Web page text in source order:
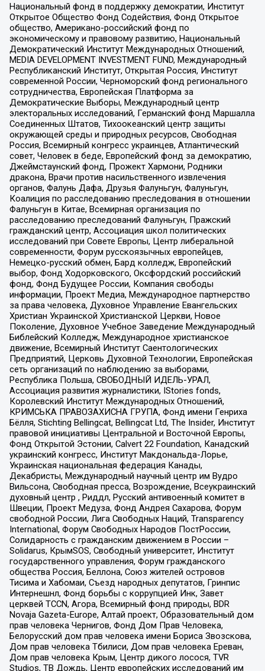
Национальный фонд в поддержку демократии, Институт
Открытое Общество Фонд Содействия, Фонд Открытое
общество, Американо-российский фонд по
экономическому и правовому развитию, Национальный
Демократический Институт Международных Отношений,
MEDIA DEVELOPMENT INVESTMENT FUND, Международный
Республиканский Институт, Открытая Россия, Институт
современной России, Черноморский фонд регионального
сотрудничества, Европейская Платформа за
Демократические Выборы, Международный центр
электоральных исследований, Германский фонд Маршалла
Соединенных Штатов, Тихоокеанский центр защиты
окружающей среды и природных ресурсов, Свободная
Россия, Всемирный конгресс украинцев, Атлантический
совет, Человек в беде, Европейский фонд за демократию,
Джеймстаунский фонд, Прожект Хармони, Родники
дракона, Врачи против насильственного извлечения
органов, Фалунь Дафа, Друзья Фалуньгун, Фалуньгун,
Коалиция по расследованию преследования в отношении
Фалуньгун в Китае, Всемирная организация по
расследованию преследований Фалуньгун, Пражский
гражданский центр, Ассоциация школ политических
исследований при Совете Европы, Центр либеральной
современности, Форум русскоязычных европейцев,
Немецко-русский обмен, Бард колледж, Европейский
выбор, Фонд Ходорковского, Оксфордский российский
фонд, Фонд Будущее России, Компания свободы
информации, Проект Медиа, Международное партнерство
за права человека, Духовное Управление Евангельских
Христиан Украинской Христианской Церкви, Новое
Поколение, Духовное Учебное Заведение Международный
Библейский Колледж, Международное христианское
движение, Всемирный Институт Саентологических
Предприятий, Церковь Духовной Технологии, Европейская
сеть организаций по наблюдению за выборами,
Республика Польша, СВОБОДНЫЙ ИДЕЛЬ-УРАЛ,
Ассоциация развития журналистики, IStories fonds,
Королевский Институт Международных Отношений,
КРИМСЬКА ПРАВОЗАХИСНА ГРУПА, Фонд имени Генриха
Бёлля, Stichting Bellingcat, Bellingcat Ltd, The Insider, Институт
правовой инициативы Центральной и Восточной Европы,
Фонд Открытой Эстонии, Calvert 22 Foundation, Канадский
украинский конгресс, Институт Макдональда-Лорье,
Украинская национальная федерация Канады,
Декабристы, Международный научный центр им Вудро
Вильсона, Свободная пресса, Возрождение, Всеукраинский
духовный центр , Риддл, Русский антивоенный комитет в
Швеции, Проект Медуза, Фонд Андрея Сахарова, Форум
свободной России, Лига Свободных Наций, Transparеncy
International, Форум Свободных Народов ПостРоссии,
Солидарность с гражданским движением в России –
Solidarus, КрымSOS, Свободный университет, Институт
государственного управления, Форум гражданского
общества Россия, Беллона, Союз жителей островов
Тисима и Хабомаи, Съезд народных депутатов, Гринпис
Интернешнл, Фонд борьбы с коррупцией Инк, Завет
церквей TCCN, Агора, Всемирный фонд природы, BDR
Novaja Gazeta-Europe, Алтай проект, Образовательный дом
прав человека Чернигов, Фонд Дом Прав Человека,
Белорусский дом прав человека имени Бориса Звозскова,
Дом прав человека Тбилиси, Дом прав человека Ереван,
Дом прав человека Крым, Центр дикого лосося, TVR
Studios, ТВ Дождь, Центр европейских исследований им